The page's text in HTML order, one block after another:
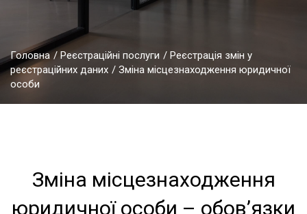
Головна Реєстраційні послуги
Реєстрація змін у
реєстраційних даних
Зміна місцезнаходження юридичної
особи
Зміна місцезнаходження
юридичної особи – обов’язки